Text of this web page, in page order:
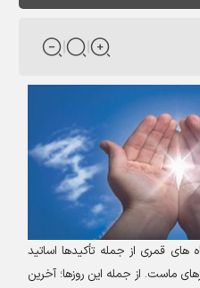
قمری از جمله تأکید‌ها اساتید
ماست. از جمله این روزها؛ آخرین